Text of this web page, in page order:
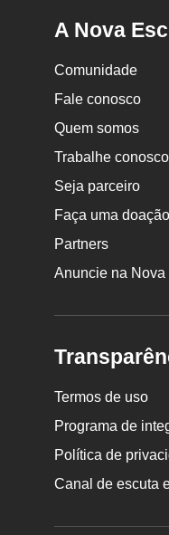
A Nova
Comunidade
Fale conosco
Quem somos
Trabalhe conosco
Seja parceiro
Faça uma doação
Partners
Anuncie na Nova
Termos de uso
Programa de
Política de
Canal de escuta